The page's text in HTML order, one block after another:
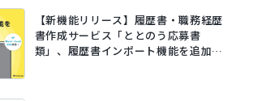
【新機能リリース】履歴書・職務経歴
書作成サービス「ととのう応募書
類」、履歴書インポート機能を追加。